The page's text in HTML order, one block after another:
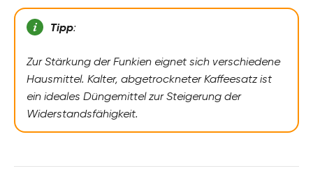
Tipp:
Zur Stärkung der Funkien eignet sich verschiedene
Hausmittel. Kalter, abgetrockneter Kaffeesatz ist
ein ideales Düngemittel zur Steigerung der
Widerstandsfähigkeit.